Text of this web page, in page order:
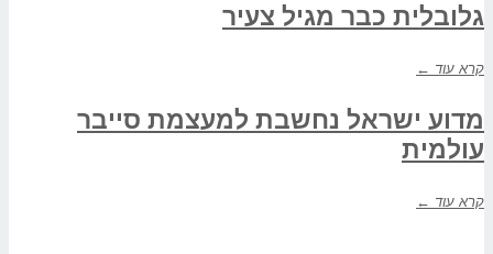
גלובלית כבר מגיל צעיר
קרא עוד ←
מדוע ישראל נחשבת למעצמת סייבר
עולמית
קרא עוד ←